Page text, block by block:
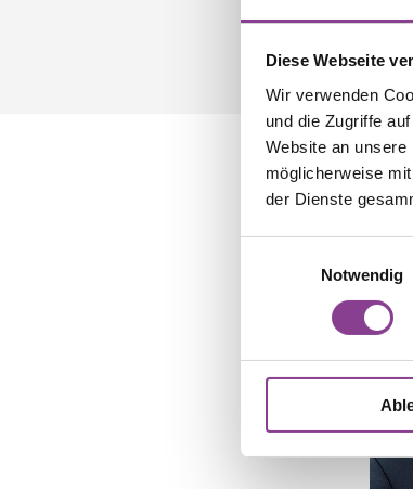
Diese Webseite
Wir verwenden
und die Zugriffe
Website an
möglicherweise
der Dienste
Notwendig